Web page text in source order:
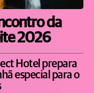
da
2026
Hotel prepara
especial para o